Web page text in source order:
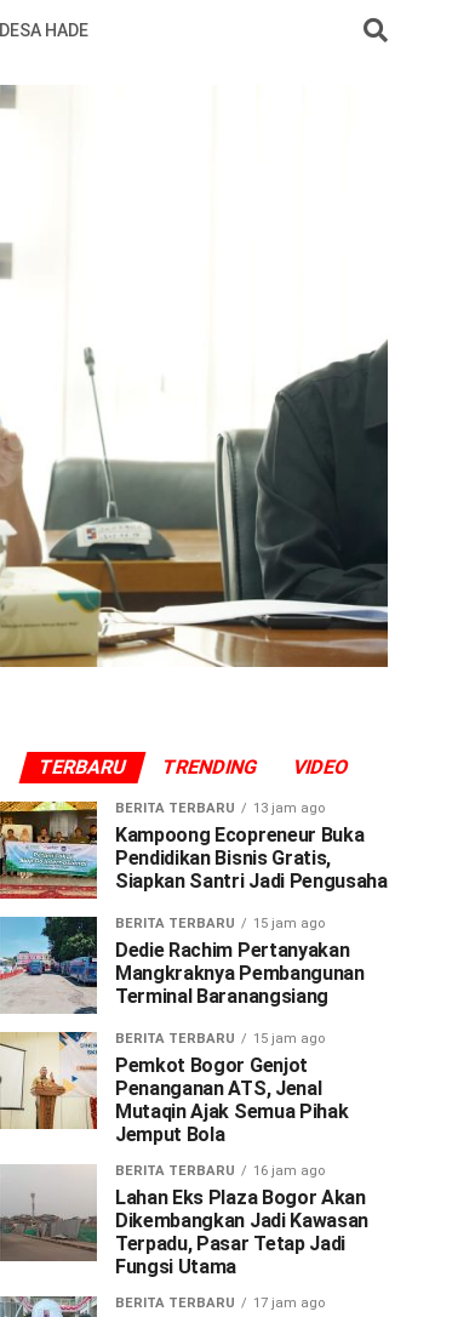
DESA HADE
TERBARU TRENDING VIDEO
BERITA TERBARU 13 jam ago
Kampoong Ecopreneur Buka
Pendidikan Bisnis Gratis,
Siapkan Santri Jadi Pengusaha
BERITA TERBARU 15 jam ago
Dedie Rachim Pertanyakan
Mangkraknya Pembangunan
Terminal Baranangsiang
BERITA TERBARU 15 jam ago
Pemkot Bogor Genjot
Penanganan ATS, Jenal
Mutaqin Ajak Semua Pihak
Jemput Bola
BERITA TERBARU 16 jam ago
Lahan Eks Plaza Bogor Akan
Dikembangkan Jadi Kawasan
Terpadu, Pasar Tetap Jadi
Fungsi Utama
BERITA TERBARU 17 jam ago